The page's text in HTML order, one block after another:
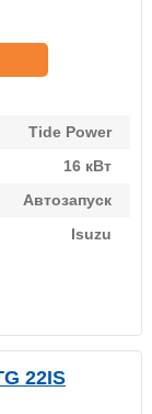
Tide Power
16 кВт
Автозапуск
Isuzu
22IS